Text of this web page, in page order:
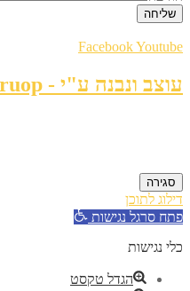
שליחה
FacebookYoutube
עוצב ונבנה ע"י - Orion Gruop
סגירה
דילוג לתוכן
פתח סרגל נגישות
כלי נגישות
הגדל טקסט